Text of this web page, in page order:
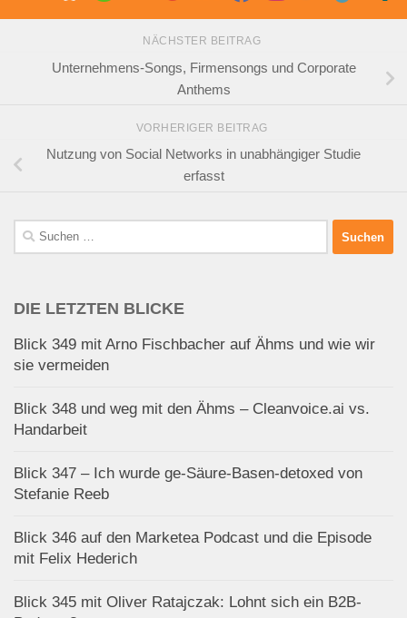
NÄCHSTER BEITRAG
Unternehmens-Songs, Firmensongs und Corporate
Anthems
VORHERIGER BEITRAG
Nutzung von Social Networks in unabhängiger Studie
erfasst
Suchen
nach:
DIE LETZTEN BLICKE
Blick 349 mit Arno Fischbacher auf Ähms und wie wir
sie vermeiden
Blick 348 und weg mit den Ähms – Cleanvoice.ai vs.
Handarbeit
Blick 347 – Ich wurde ge-Säure-Basen-detoxed von
Stefanie Reeb
Blick 346 auf den Marketea Podcast und die Episode
mit Felix Hederich
Blick 345 mit Oliver Ratajczak: Lohnt sich ein B2B-